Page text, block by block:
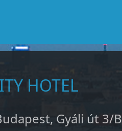
HOTEL
Gyáli út 3/B